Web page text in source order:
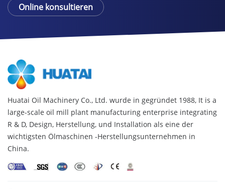
Online konsultieren
Huatai Oil Machinery Co., Ltd. wurde in gegründet 1988, It is a
large-scale oil mill plant manufacturing enterprise integrating
R & D, Design, Herstellung, und Installation als eine der
wichtigsten Ölmaschinen -Herstellungsunternehmen in
China.